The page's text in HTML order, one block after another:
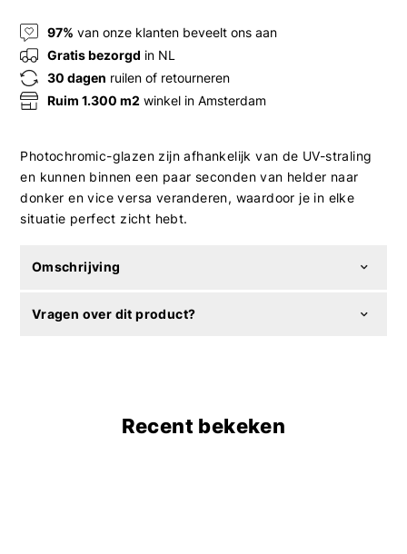
97% van onze klanten beveelt ons aan
Gratis bezorgd in NL
30 dagen ruilen of retourneren
Ruim 1.300 m2 winkel in Amsterdam
Photochromic-glazen zijn afhankelijk van de UV-straling
en kunnen binnen een paar seconden van helder naar
donker en vice versa veranderen, waardoor je in elke
situatie perfect zicht hebt.
Omschrijving
Vragen over dit product?
Recent bekeken